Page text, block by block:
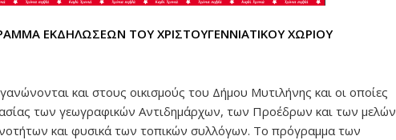
ΕΚΔΗΛΩΣΕΩΝ ΤΟΥ ΧΡΙΣΤΟΥΓΕΝΝΙΑΤΙΚΟΥ ΧΩΡΙΟΥ
και στους οικισμούς του Δήμου Μυτιλήνης και οι οποίες
των γεωγραφικών Αντιδημάρχων, των Προέδρων και των μελών
και φυσικά των τοπικών συλλόγων. Το πρόγραμμα των